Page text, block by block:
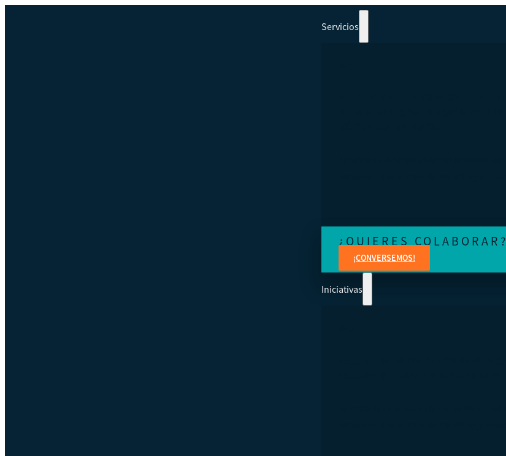
Servicios
¿QUIERES COLABORAR?
¡CONVERSEMOS!
Iniciativas